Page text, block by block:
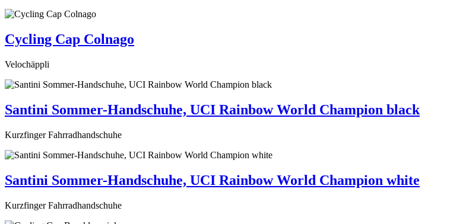
Cycling Cap Colnago
Velochäppli
Santini Sommer-Handschuhe, UCI Rainbow World Champion black
Kurzfinger Fahrradhandschuhe
Santini Sommer-Handschuhe, UCI Rainbow World Champion white
Kurzfinger Fahrradhandschuhe